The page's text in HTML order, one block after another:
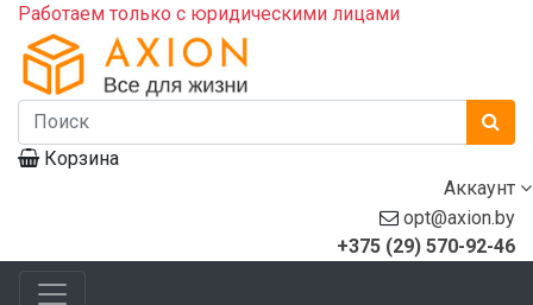
Работаем только с юридическими лицами
Корзина
Аккаунт
opt@axion.by
+375 (29) 570-92-46